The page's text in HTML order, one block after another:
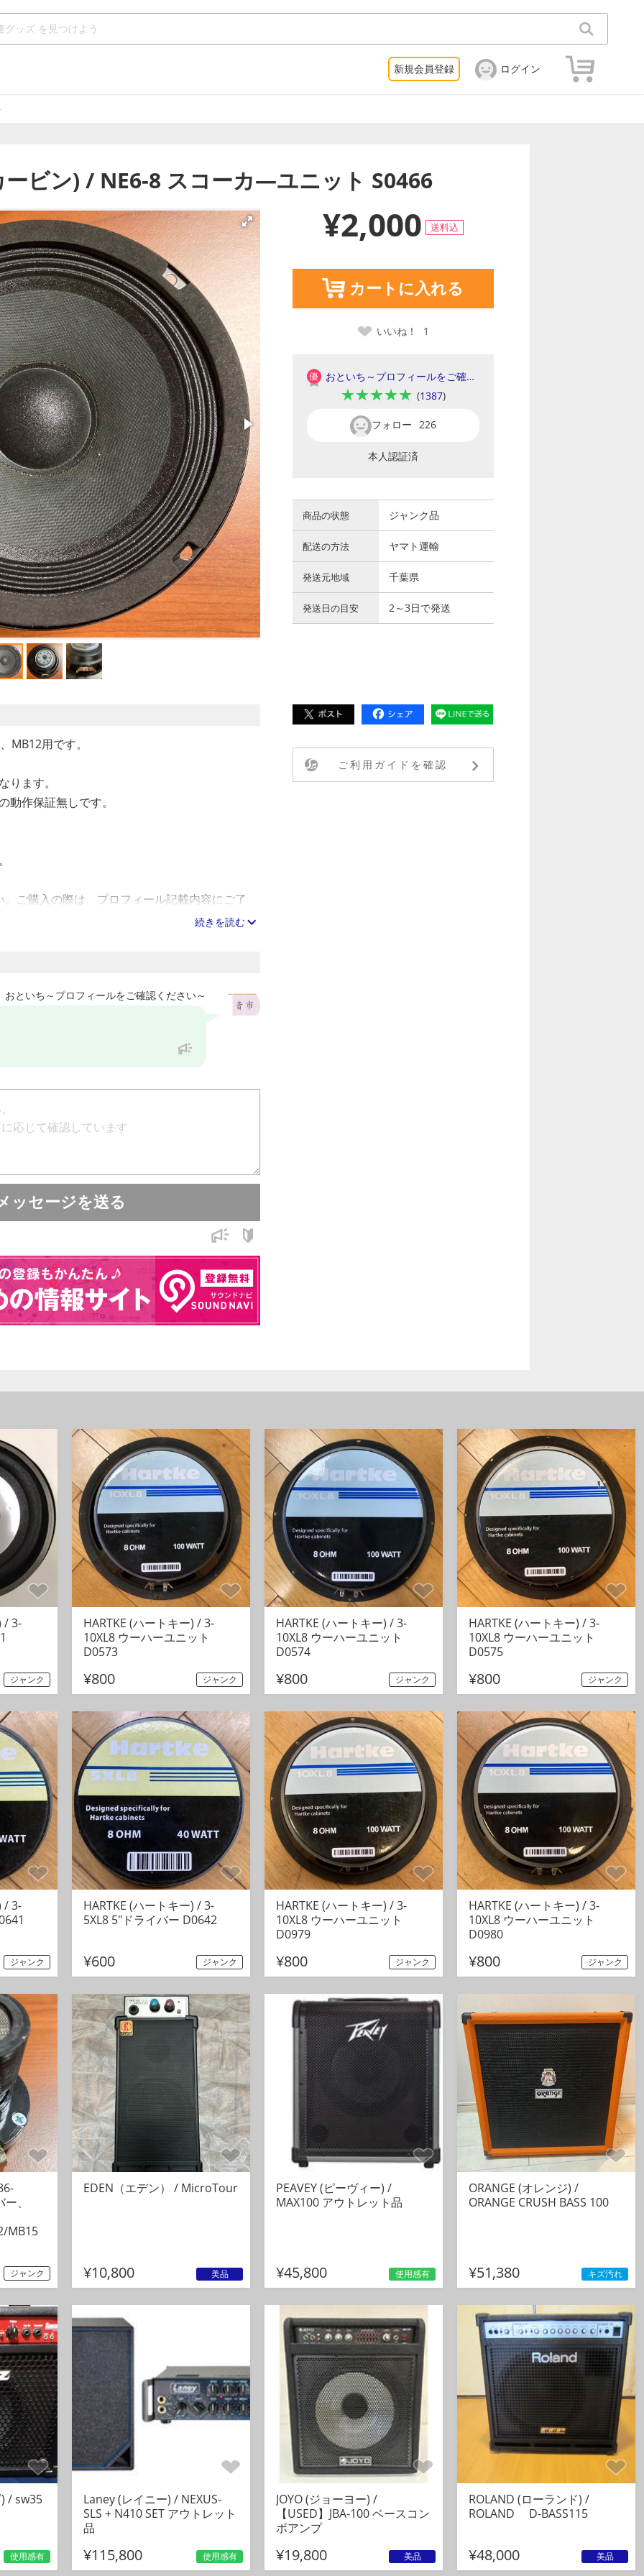
新規会員登録 ログイン
ービン) / NE6-8 スコーカ―ユニット S0466
¥2,000 送料込
カートに入れる
いいね！ 1
おといち～プロフィールをご確認ください～
★★★★★ (1387)
フォロー 226
本人認証済
商品の状態 ジャンク品
配送の方法 ヤマト運輸
発送元地域 千葉県
発送日の目安 2～3日で発送
用です。
ります。
動作保証無しです。
ご購入の際は、プロフィール記載内容にご了
続きを読む
おといち～プロフィールをご確認ください～
ッセージを送る
ご利用ガイドを確認
/ 3-
ジャンク
HARTKE (ハートキー) / 3-
10XL8 ウーハーユニット
D0573
¥800 ジャンク
HARTKE (ハートキー) / 3-
10XL8 ウーハーユニット
D0574
¥800 ジャンク
HARTKE (ハートキー) / 3-
10XL8 ウーハーユニット
D0575
¥800 ジャンク
/ 3-
ジャンク
HARTKE (ハートキー) / 3-
5XL8 5"ドライバー D0642
¥600 ジャンク
HARTKE (ハートキー) / 3-
10XL8 ウーハーユニット
D0979
¥800 ジャンク
HARTKE (ハートキー) / 3-
10XL8 ウーハーユニット
D0980
¥800 ジャンク
、
MB15
ジャンク
EDEN（エデン） / MicroTour
¥10,800 美品
PEAVEY (ピーヴィー) /
MAX100 アウトレット品
¥45,800 使用感有
ORANGE (オレンジ) /
ORANGE CRUSH BASS 100
¥51,380 キズ汚れ
/ sw35
使用感有
Laney (レイニー) / NEXUS-
SLS + N410 SET アウトレット
品
¥115,800 使用感有
JOYO (ジョーヨー) /
【USED】JBA-100 ベースコン
ボアンプ
¥19,800 美品
ROLAND (ローランド) /
ROLAND D-BASS115
¥48,000 美品